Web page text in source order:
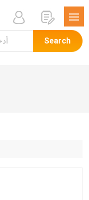
Search